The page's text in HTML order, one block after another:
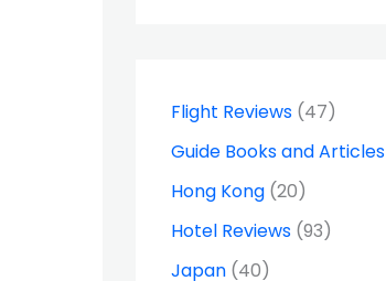
Flight Reviews (47)
Guide Books and Articles
Hong Kong (20)
Hotel Reviews (93)
Japan (40)